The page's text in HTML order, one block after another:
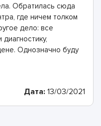
Обратилась сюда
где ничем толком
дело: все
Однозначно буду
Дата: 13/03/2021